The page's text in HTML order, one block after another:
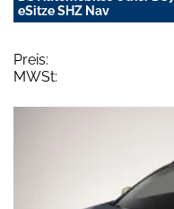
eSitze SHZ Nav
Preis:
MWSt: